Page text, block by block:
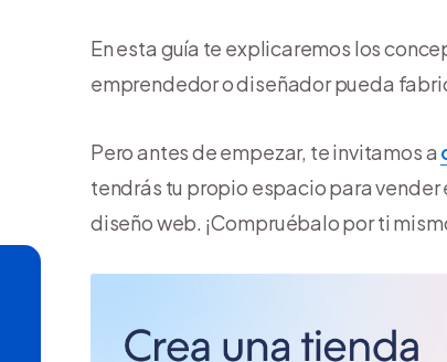
En esta guía te explicaremos los
emprendedor o diseñador pueda
Pero antes de empezar, te invitamos a
tendrás tu propio espacio para vender
diseño web. ¡Compruébalo por ti